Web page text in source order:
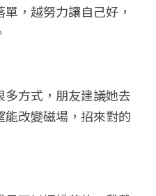
，越努力讓自己好，
方式，朋友建議她去
改變磁場，招來對的